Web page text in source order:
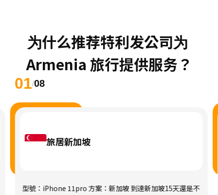
为什么推荐特利发公司为
Armenia 旅行提供服务？
01/08
旅居新加坡
型號：iPhone 11pro 方案：新加坡 到達新加坡15天還是不